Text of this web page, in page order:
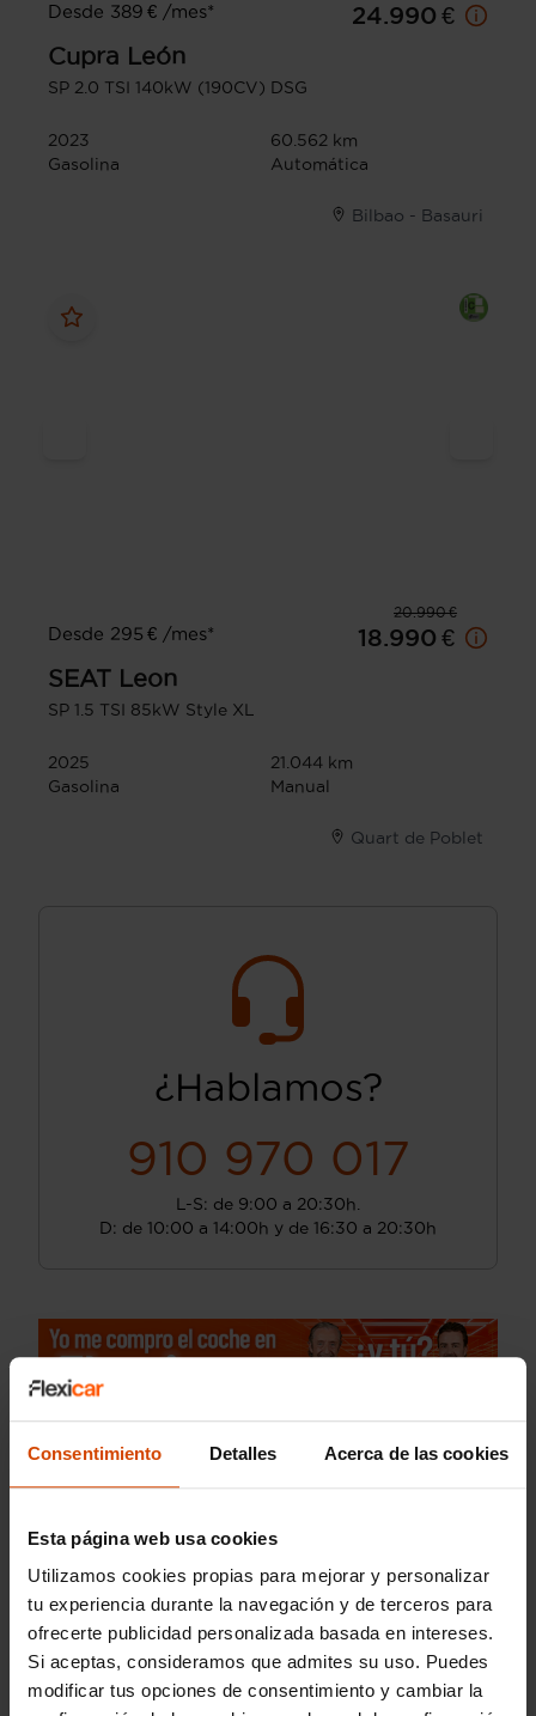
Consentimiento Detalles Acerca de las cookies
Esta página web usa cookies
Utilizamos cookies propias para mejorar y personalizar
tu experiencia durante la navegación y de terceros para
ofrecerte publicidad personalizada basada en intereses.
Si aceptas, consideramos que admites su uso. Puedes
modificar tus opciones de consentimiento y cambiar la
Desde 389 € /mes*
24.990 €
Cupra León
SP 2.0 TSI 140kW (190CV) DSG
2023
60.562 km
Gasolina
Automática
Bilbao - Basauri
20.990 €
Desde 295 € /mes*
18.990 €
SEAT Leon
SP 1.5 TSI 85kW Style XL
2025
21.044 km
Gasolina
Manual
Quart de Poblet
¿Hablamos?
910 970 017
L-S: de 9:00 a 20:30h.
D: de 10:00 a 14:00h y de 16:30 a 20:30h